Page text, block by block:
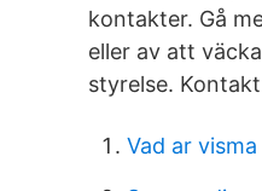
kontakter. Gå
eller av att
styrelse.
Vad ar visma